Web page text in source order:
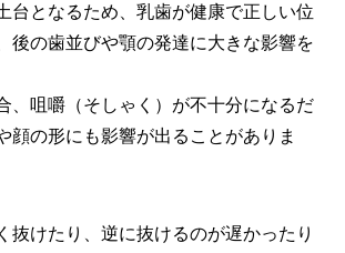
台となるため、乳歯が健康で正しい位
後の歯並びや顎の発達に大きな影響を
、咀嚼（そしゃく）が不十分になるだ
顔の形にも影響が出ることがありま
抜けたり、逆に抜けるのが遅かったり